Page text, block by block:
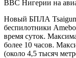
ВВС Нигерии на
Новый БПЛА
беспилотники
время суток.
более 10 часов.
(около 4,5 тысяч